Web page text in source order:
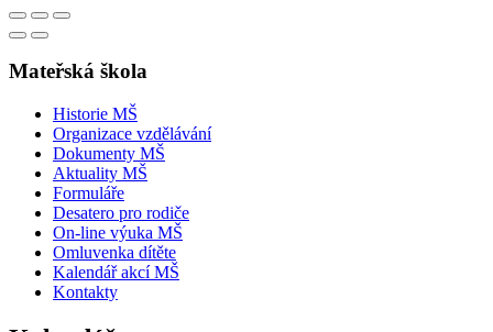
Mateřská škola
Historie MŠ
Organizace vzdělávání
Dokumenty MŠ
Aktuality MŠ
Formuláře
Desatero pro rodiče
On-line výuka MŠ
Omluvenka dítěte
Kalendář akcí MŠ
Kontakty